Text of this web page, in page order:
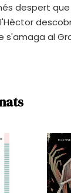
despert que
s'amaga al